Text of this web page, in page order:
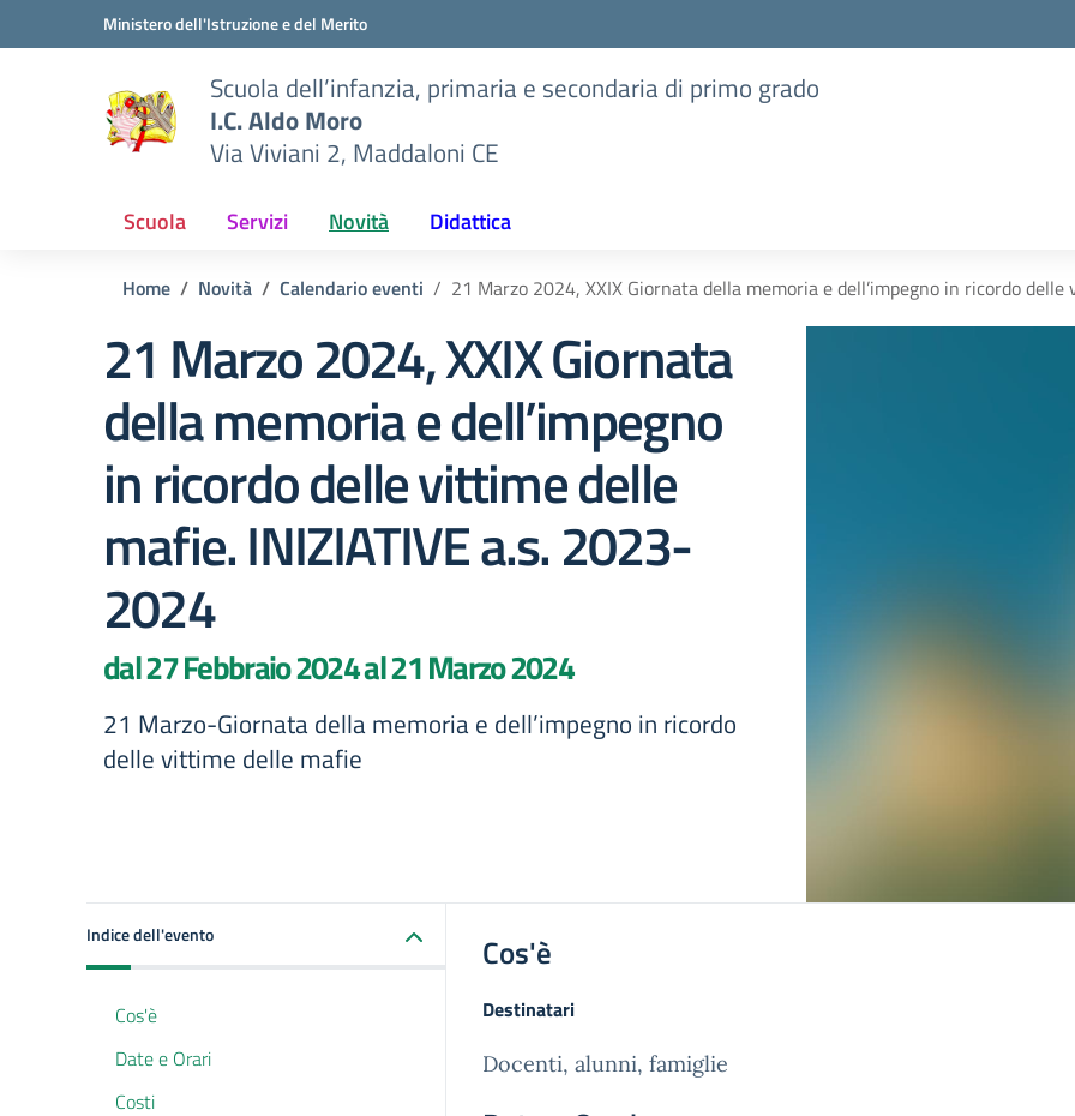
Vai ai contenuti
Vai al menu di navigazioneMinistero dell'Istruzione e del Merito
Scuola dell’infanzia, primaria e secondaria di primo grado
I.C. Aldo Moro
Via Viviani 2, Maddaloni CE
Scuola Servizi Novità Didattica
Home Novità Calendario eventi 21 Marzo 2024, XXIX Giornata della memoria e dell’impegno in ricordo
21 Marzo 2024, XXIX Giornata
della memoria e dell’impegno
in ricordo delle vittime delle
mafie. INIZIATIVE a.s. 2023-
2024
dal 27 Febbraio 2024 al 21 Marzo 2024
21 Marzo-Giornata della memoria e dell’impegno in ricordo
delle vittime delle mafie
Indice dell'evento
Cos'è
Date e Orari
Costi
Cos'è
Destinatari
Docenti, alunni, famiglie